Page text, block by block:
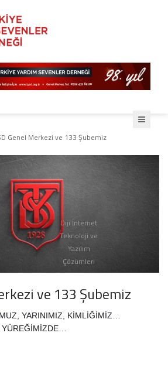
Genel Merkezi ve 133 Şubemiz
ve 133 Şubemiz
YARINIMIZ, KİMLİĞİMİZ…
YÜREĞİMİZDE…
Diji İnternet
Teknoloji ve
Yazılım
Çözümleri